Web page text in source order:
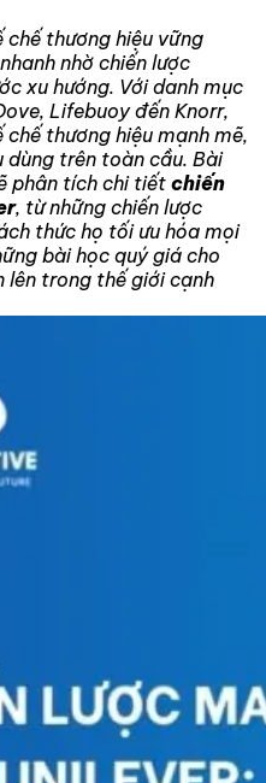
thương hiệu vững
nhờ chiến lược
xu hướng. Với danh mục
Lifebuoy đến Knorr,
thương hiệu mạnh mẽ,
trên toàn cầu. Bài
phân tích chi tiết chiến
, từ những chiến lược
thức họ tối ưu hóa mọi
bài học quý giá cho
lên trong thế giới cạnh